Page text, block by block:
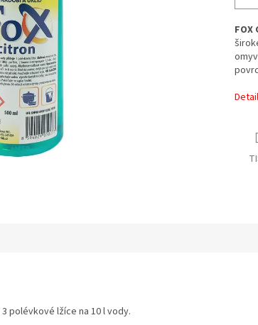
3 polévkové lžíce na 10 l vody.